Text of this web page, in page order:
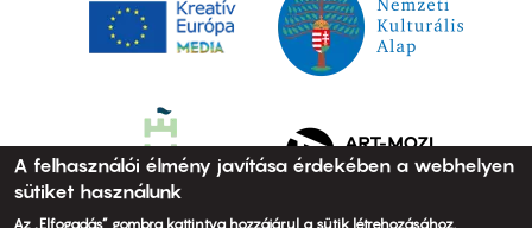
A felhasználói élmény javítása érdekében a webhelyen
sütiket használunk
Az „Elfogadás” gombra kattintva hozzájárul a sütik létrehozásához.